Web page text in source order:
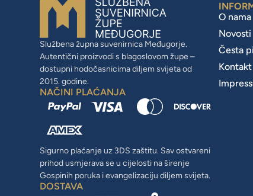
Službena župna suvenirnica Međugorje.
Autentični proizvodi s blagoslovom župe –
dostupni hodočasnicima diljem svijeta od
2015. godine.
NAČINI PLAĆANJA
Sigurno plaćanje uz 3DS zaštitu. Sav ostvareni
prihod usmjerava se u cijelosti na širenje
Gospinih poruka i evangelizaciju diljem svijeta.
DOSTAVA
O nama
Novosti
Česta
Kontakt